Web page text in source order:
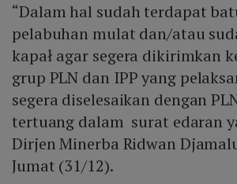
“Dalam hal sudah terdapat
pelabuhan mulat dan/atau
kapał agar segera dikirimkan
grup PLN dan IPP yang
segera diselesaikan dengan
tertuang dalam surat edaran
Dirjen Minerba Ridwan
Jumat (31/12).